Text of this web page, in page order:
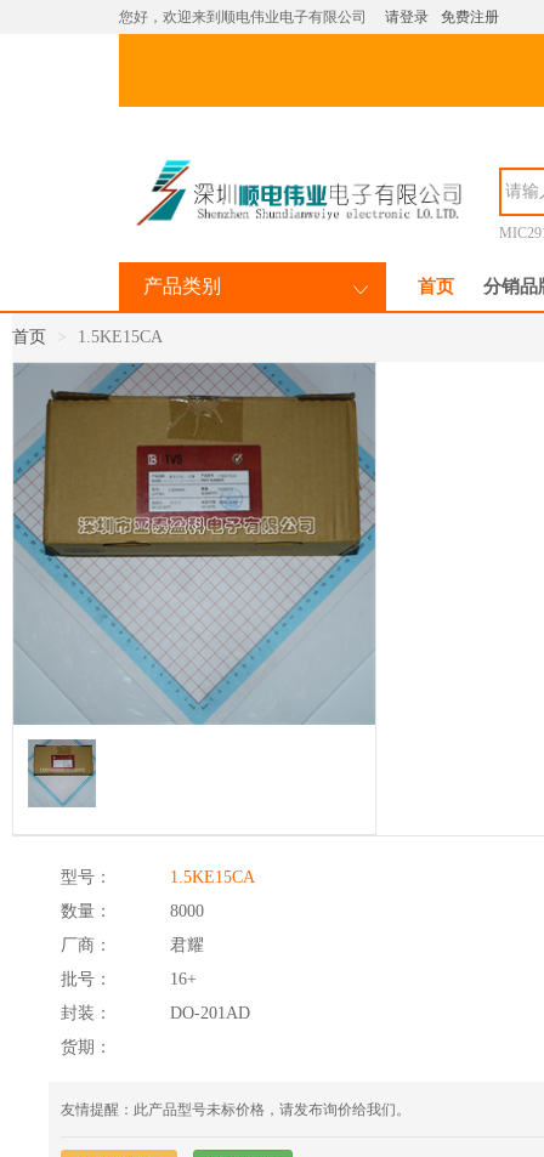
您好，欢迎来到顺电伟业电子有限公司 请登录 免费注册
产品类别 首页 分销品
首页 1.5KE15CA
型号：
1.5KE15CA
数量：
8000
厂商：
君耀
批号：
16+
封装：
DO-201AD
货期：
友情提醒：此产品型号未标价格，请发布询价给我们。